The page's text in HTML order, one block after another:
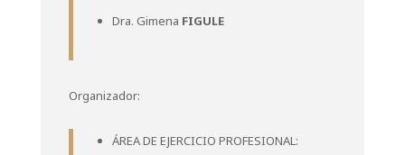
Dra. Gimena FIGULE
Organizador:
ÁREA DE EJERCICIO PROFESIONAL: